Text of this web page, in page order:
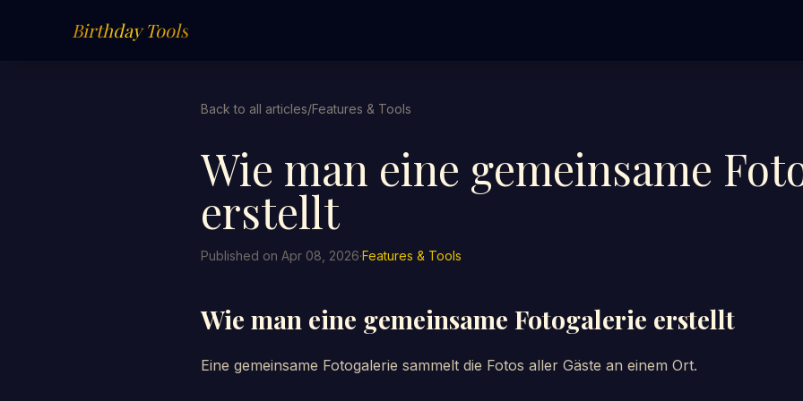
Birthday Tools
Back to all articles/Features & Tools
Wie man eine gemeinsame
erstellt
Published on Apr 08, 2026·Features & Tools
Wie man eine gemeinsame Fotogalerie erstellt
Eine gemeinsame Fotogalerie sammelt die Fotos aller Gäste an einem Ort.